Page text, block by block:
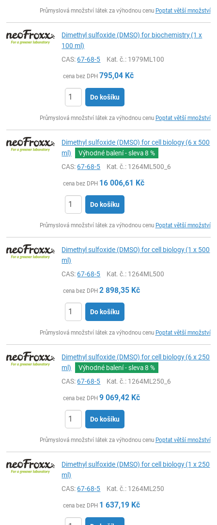
Průmyslová množství látek za výhodnou cenu Poptat větší množství
Dimethyl sulfoxide (DMSO) for biochemistry (1 x
100 ml)
CAS:67-68-5 Kat. č.: 1979ML100
cena bez DPH 795,04 Kč
Do košíku
Průmyslová množství látek za výhodnou cenu Poptat větší množství
Dimethyl sulfoxide (DMSO) for cell biology (6 x 500
ml)
Výhodné balení - sleva8 %
CAS:67-68-5 Kat. č.: 1264ML500_6
cena bez DPH 16 006,61 Kč
Do košíku
Průmyslová množství látek za výhodnou cenu Poptat větší množství
Dimethyl sulfoxide (DMSO) for cell biology (1 x 500
ml)
CAS:67-68-5 Kat. č.: 1264ML500
cena bez DPH 2 898,35 Kč
Do košíku
Průmyslová množství látek za výhodnou cenu Poptat větší množství
Dimethyl sulfoxide (DMSO) for cell biology (6 x 250
ml)
Výhodné balení - sleva8 %
CAS:67-68-5 Kat. č.: 1264ML250_6
cena bez DPH 9 069,42 Kč
Do košíku
Průmyslová množství látek za výhodnou cenu Poptat větší množství
Dimethyl sulfoxide (DMSO) for cell biology (1 x 250
ml)
CAS:67-68-5 Kat. č.: 1264ML250
cena bez DPH 1 637,19 Kč